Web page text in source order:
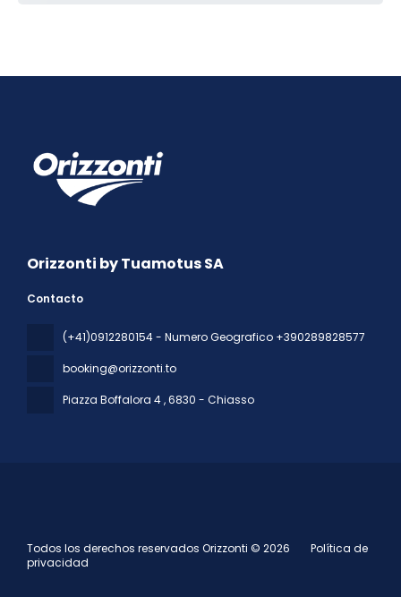
Orizzonti by Tuamotus SA
Contacto
(+41)0912280154 - Numero Geografico +390289828577
booking@orizzonti.to
Piazza Boffalora 4, 6830 - Chiasso
Todos los derechos reservados Orizzonti © 2026
Política de
privacidad